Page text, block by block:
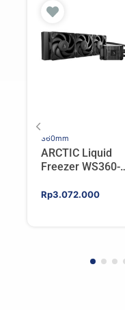
360mm
ARCTIC Liquid
Freezer WS360-
AIO CPU Water
Rp3.072.000